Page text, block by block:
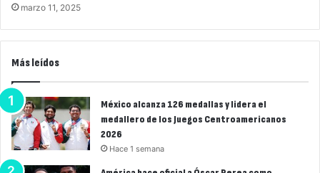
marzo 11, 2025
Más leídos
México alcanza 126 medallas y lidera el
medallero de los Juegos Centroamericanos
2026
Hace 1 semana